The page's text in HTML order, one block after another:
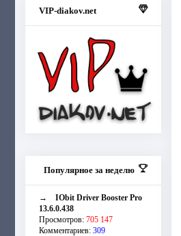
VIP-diakov.net
Популярное за неделю
→ IObit Driver Booster Pro
13.6.0.438
Просмотров: 705 147
Комментариев: 309